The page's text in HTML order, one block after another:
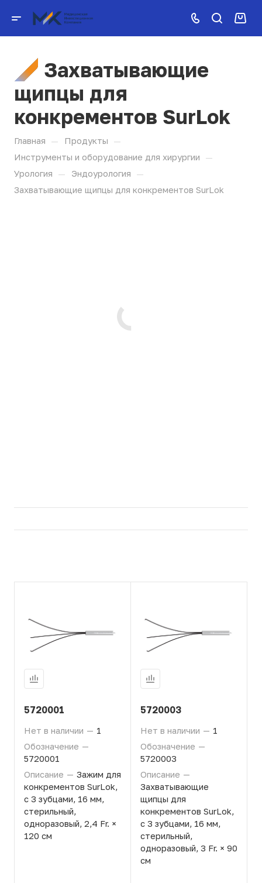
Захватывающие
щипцы для
конкрементов SurLok
Главная — Продукты —
Инструменты и оборудование для хирургии —
Урология — Эндоурология —
Захватывающие щипцы для конкрементов SurLok
5720001
Нет в наличии — 1
Обозначение —
5720001
Описание — Зажим для
конкрементов SurLok,
с 3 зубцами, 16 мм,
стерильный,
одноразовый, 2,4 Fr. ×
120 см
5720003
Нет в наличии — 1
Обозначение —
5720003
Описание —
Захватывающие
щипцы для
конкрементов SurLok,
с 3 зубцами, 16 мм,
стерильный,
одноразовый, 3 Fr. × 90
см